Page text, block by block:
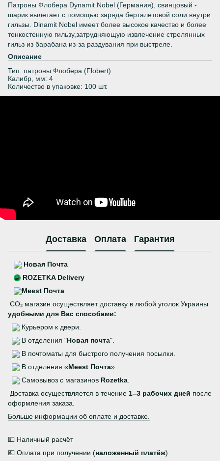
Патроны Флобера Dynamit Nobel (Германия), свинцовый -
шарик вылетает с помощью заряда берталетовой соли внутри
гильзы. Dinamit Nobel имеет более высокое качество и более
тонкостенную гильзу,затрудняющую извлечение стрелянных
гильз из барабана из-за раздувания при выстреле.
Описание
Тип: патроны Флобера (Flobert)
Калибр, мм: 4
Количество в упаковке: 100 шт.
Доставка Оплата Гарантия
Новая Почта
ROZETKA Delivery
Meest Почта
CO₂ магазин осуществляет доставку в любой уголок Украины
удобными для Вас способами:
Курьером к двери.
В отделения "Новая почта".
В почтоматы для быстрого получения посылки.
В отделения «Meest Почта»
Самовывоз с магазинов Rozetka
Доставка осуществляется в течение 1–3 рабочих дней после
оформления заказа.
Больше информации об оплате и доставке.
💵 Наличный расчёт
💶 Оплата при получении (наложенный платёж)